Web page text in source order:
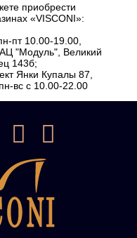
приобрести
«VISCONI»:
пт 10.00-19.00,
"Модуль", Великий
143б;
Янки Купалы 87,
вс с 10.00-22.00